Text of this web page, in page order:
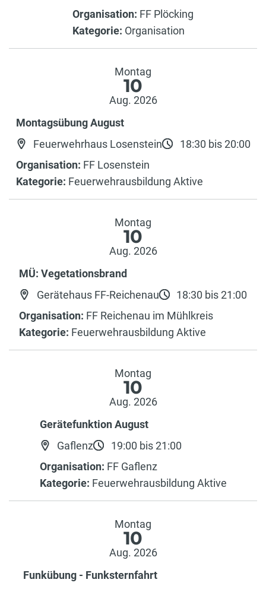
Organisation: FF Plöcking
Kategorie: Organisation
Montag
10
Aug. 2026
Montagsübung August
Feuerwehrhaus Losenstein
18:30 bis 20:00
Organisation: FF Losenstein
Kategorie: Feuerwehrausbildung Aktive
Montag
10
Aug. 2026
MÜ: Vegetationsbrand
Gerätehaus FF-Reichenau
18:30 bis 21:00
Organisation: FF Reichenau im Mühlkreis
Kategorie: Feuerwehrausbildung Aktive
Montag
10
Aug. 2026
Gerätefunktion August
Gaflenz
19:00 bis 21:00
Organisation: FF Gaflenz
Kategorie: Feuerwehrausbildung Aktive
Montag
10
Aug. 2026
Funkübung - Funksternfahrt